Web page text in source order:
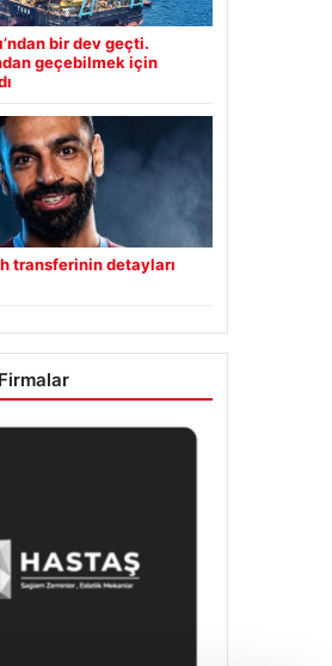
bir dev geçti.
geçebilmek için
transferinin detayları